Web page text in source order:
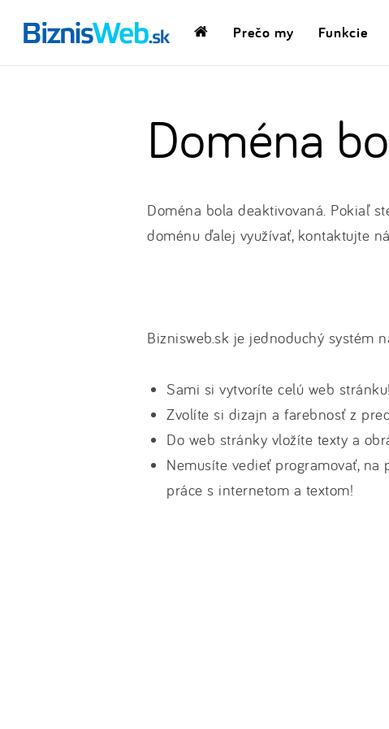
DomovskáPrečo my Funkcie
Doména
Doména bola deaktivovaná. Pokiaľ
doménu ďalej využívať, kontaktujte
Biznisweb.sk je jednoduchý systém
Sami si vytvoríte celú web stránku!
Zvolíte si dizajn a farebnosť z
Do web stránky vložíte texty a
Nemusíte vedieť programovať, na
práce s internetom a textom!